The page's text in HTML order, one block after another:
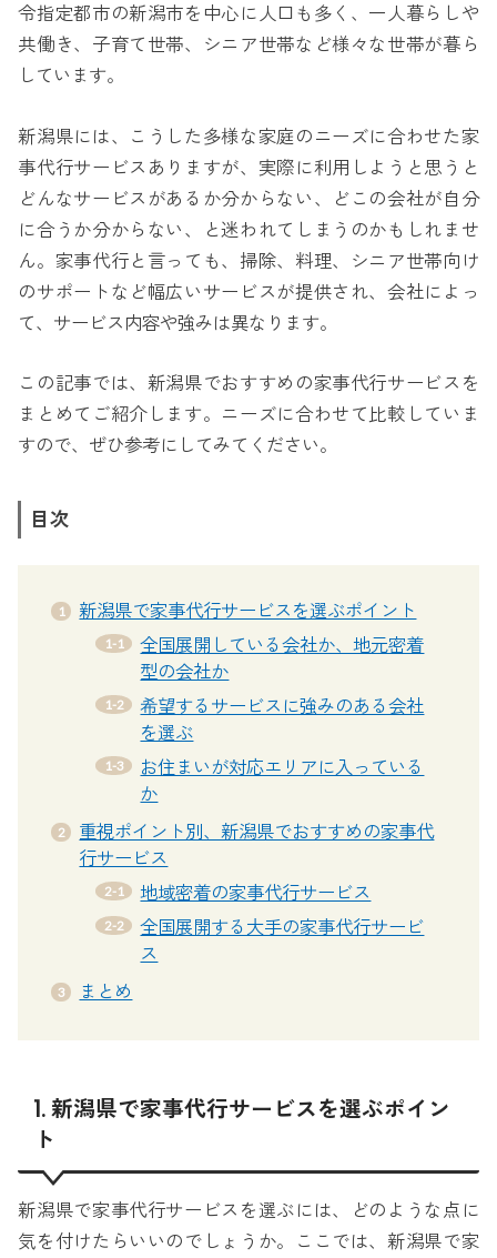
令指定都市の新潟市を中心に人口も多く、一人暮らしや
共働き、子育て世帯、シニア世帯など様々な世帯が暮ら
しています。
新潟県には、こうした多様な家庭のニーズに合わせた家
事代行サービスありますが、実際に利用しようと思うと
どんなサービスがあるか分からない、どこの会社が自分
に合うか分からない、と迷われてしまうのかもしれませ
ん。家事代行と言っても、掃除、料理、シニア世帯向け
のサポートなど幅広いサービスが提供され、会社によっ
て、サービス内容や強みは異なります。
この記事では、新潟県でおすすめの家事代行サービスを
まとめてご紹介します。ニーズに合わせて比較していま
すので、ぜひ参考にしてみてください。
目次
新潟県で家事代行サービスを選ぶポイント
全国展開している会社か、地元密着
型の会社か
希望するサービスに強みのある会社
を選ぶ
お住まいが対応エリアに入っている
か
重視ポイント別、新潟県でおすすめの家事代
行サービス
地域密着の家事代行サービス
全国展開する大手の家事代行サービ
ス
まとめ
1. 新潟県で家事代行サービスを選ぶポイン
ト
新潟県で家事代行サービスを選ぶには、どのような点に
気を付けたらいいのでしょうか。ここでは、新潟県で家